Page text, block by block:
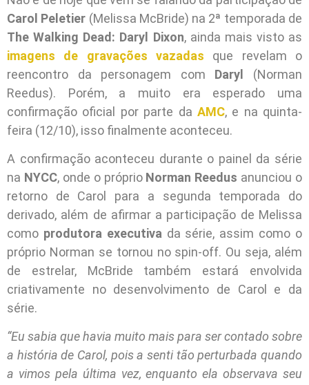
Carol Peletier (Melissa McBride) na 2ª temporada de
The Walking Dead: Daryl Dixon, ainda mais visto as
imagens de gravações vazadas que revelam o
reencontro da personagem com Daryl (Norman
Reedus). Porém, a muito era esperado uma
confirmação oficial por parte da AMC, e na quinta-
feira (12/10), isso finalmente aconteceu.
A confirmação aconteceu durante o painel da série
na NYCC, onde o próprio Norman Reedus anunciou o
retorno de Carol para a segunda temporada do
derivado, além de afirmar a participação de Melissa
como produtora executiva da série, assim como o
próprio Norman se tornou no spin-off. Ou seja, além
de estrelar, McBride também estará envolvida
criativamente no desenvolvimento de Carol e da
série.
“Eu sabia que havia muito mais para ser contado sobre
a história de Carol, pois a senti tão perturbada quando
a vimos pela última vez, enquanto ela observava seu